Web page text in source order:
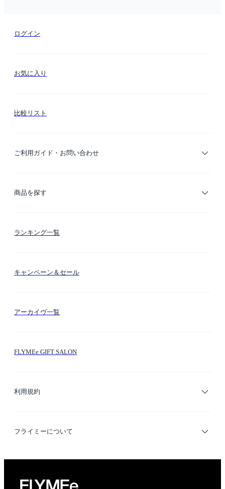
ログイン
お気に入り
比較リスト
ご利用ガイド・お問い合わせ
ご利用ガイド
商品を探す
カテゴリー検索
ランキング一覧
キャンペーン＆セール
アーカイヴ一覧
FLYMEe GIFT SALON
利用規約
利用規約
フライミーについて